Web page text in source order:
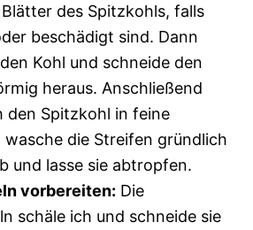
des Spitzkohls, falls
beschädigt sind. Dann
Kohl und schneide den
heraus. Anschließend
den Spitzkohl in feine
wasche die Streifen gründlich
und lasse sie abtropfen.
vorbereiten: Die
schäle ich und schneide sie